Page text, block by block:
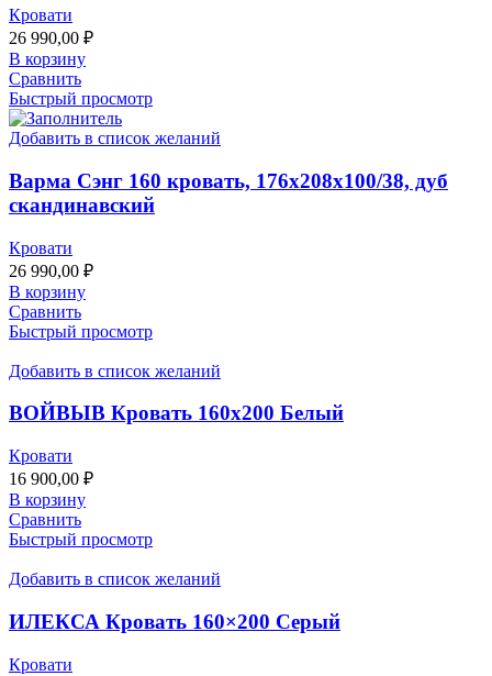
Кровати
26 990,00 ₽
В корзину
Сравнить
Быстрый просмотр
Добавить в список желаний
Варма Сэнг 160 кровать, 176х208х100/38, дуб
скандинавский
Кровати
26 990,00 ₽
В корзину
Сравнить
Быстрый просмотр
Добавить в список желаний
ВОЙВЫВ Кровать 160х200 Белый
Кровати
16 900,00 ₽
В корзину
Сравнить
Быстрый просмотр
Добавить в список желаний
ИЛЕКСА Кровать 160×200 Серый
Кровати